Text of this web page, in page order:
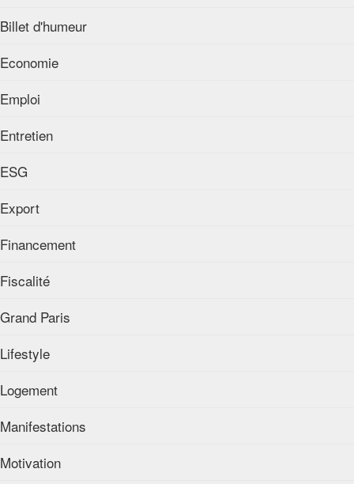
Billet d'humeur
Economie
Emploi
Entretien
ESG
Export
Financement
Fiscalité
Grand Paris
Lifestyle
Logement
Manifestations
Motivation